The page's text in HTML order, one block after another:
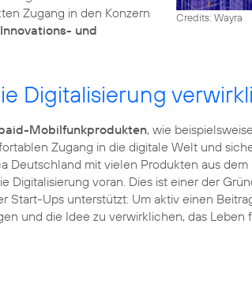
Credits: Wayra
Zugang in den Konzern
Innovations- und
Digitalisierung
Mobilfunkprodukten, wie
Zugang in die digitale Welt und
Deutschland mit vielen Produkten aus dem
Digitalisierung voran. Dies ist einer der
Start-Ups unterstützt: Um aktiv einen
und die Idee zu verwirklichen, das Leben